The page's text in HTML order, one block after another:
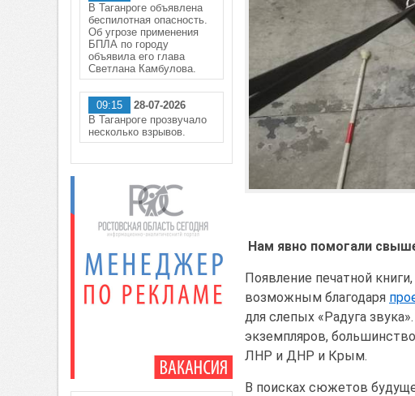
Нам явно помогали
Появление печатной
возможным благодаря
для слепых «Радуга
экземпляров,
ЛНР и ДНР и Крым.
В поисках сюжетов
В Таганроге объявлена
беспилотная опасность.
Об угрозе применения
БПЛА по городу
объявила его глава
Светлана Камбулова.
09:15
28-07-2026
В Таганроге прозвучало
несколько взрывов.